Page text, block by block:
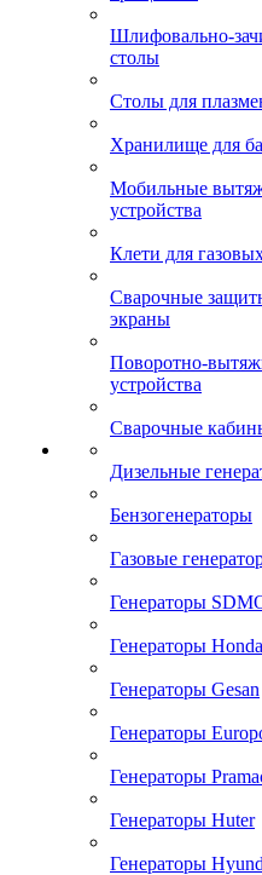
Шлифовально-
столы
Столы для
Хранилище для
Мобильные
устройства
Клети для
Сварочные
экраны
Поворотно-
устройства
Сварочные
Дизельные
Бензогенераторы
Газовые
Генераторы
Генераторы Honda
Генераторы Gesan
Генераторы
Генераторы
Генераторы Huter
Генераторы